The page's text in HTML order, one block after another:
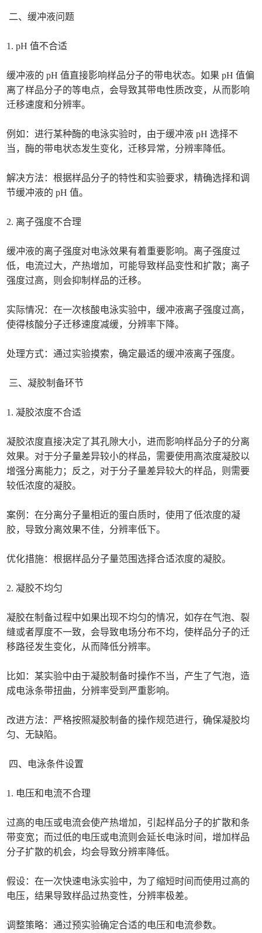
二、缓冲液问题
1. pH 值不合适
缓冲液的 pH 值直接影响样品分子的带电状态。如果 pH 值偏
离了样品分子的等电点，会导致其带电性质改变，从而影响
迁移速度和分辨率。
例如：进行某种酶的电泳实验时，由于缓冲液 pH 选择不
当，酶的带电状态发生变化，迁移异常，分辨率降低。
解决方法：根据样品分子的特性和实验要求，精确选择和调
节缓冲液的 pH 值。
2. 离子强度不合理
缓冲液的离子强度对电泳效果有着重要影响。离子强度过
低，电流过大，产热增加，可能导致样品变性和扩散；离子
强度过高，则会抑制样品的迁移。
实际情况：在一次核酸电泳实验中，缓冲液离子强度过高，
使得核酸分子迁移速度减缓，分辨率下降。
处理方式：通过实验摸索，确定最适的缓冲液离子强度。
三、凝胶制备环节
1. 凝胶浓度不合适
凝胶浓度直接决定了其孔隙大小，进而影响样品分子的分离
效果。对于分子量差异较小的样品，需要使用高浓度凝胶以
增强分离能力；反之，对于分子量差异较大的样品，则需要
较低浓度的凝胶。
案例：在分离分子量相近的蛋白质时，使用了低浓度的凝
胶，导致分离效果不佳，分辨率低下。
优化措施：根据样品分子量范围选择合适浓度的凝胶。
2. 凝胶不均匀
凝胶在制备过程中如果出现不均匀的情况，如存在气泡、裂
缝或者厚度不一致，会导致电场分布不均，使样品分子的迁
移路径发生变化，从而降低分辨率。
比如：某实验中由于凝胶制备时操作不当，产生了气泡，造
成电泳条带扭曲，分辨率受到严重影响。
改进方法：严格按照凝胶制备的操作规范进行，确保凝胶均
匀、无缺陷。
四、电泳条件设置
1. 电压和电流不合理
过高的电压或电流会使产热增加，引起样品分子的扩散和条
带变宽；而过低的电压或电流则会延长电泳时间，增加样品
分子扩散的机会，均会导致分辨率降低。
假设：在一次快速电泳实验中，为了缩短时间而使用过高的
电压，结果导致样品过热变性，分辨率极差。
调整策略：通过预实验确定合适的电压和电流参数。